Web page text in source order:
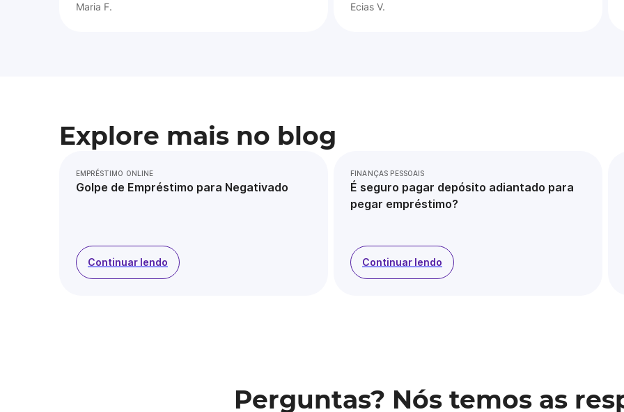
Maria F. Ecias V.
Explore mais no blog
EMPRÉSTIMO ONLINE
Golpe de Empréstimo para Negativado
Continuar lendo
FINANÇAS PESSOAIS
É seguro pagar depósito adiantado para
pegar empréstimo?
Continuar lendo
Perguntas? Nós temos as